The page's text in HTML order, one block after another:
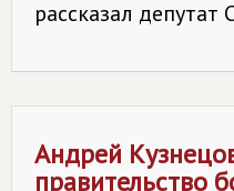
рассказал депутат
Андрей
правительство